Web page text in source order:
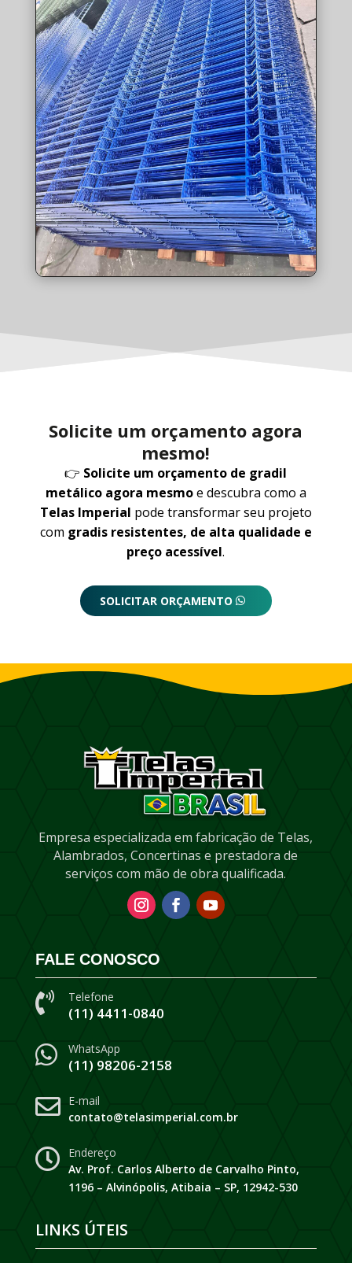
Solicite um orçamento agora
mesmo!
👉 Solicite um orçamento de gradil
metálico agora mesmoe descubra como a
Telas Imperial pode transformar seu projeto
com gradis resistentes, de alta qualidade e
preço acessível.
SOLICITAR ORÇAMENTO
Empresa especializada em fabricação de Telas,
Alambrados, Concertinas e prestadora de
serviços com mão de obra qualificada.
FALE CONOSCO
 Telefone
(11) 4411-0840
 WhatsApp
(11) 98206-2158
 E-mail
contato@telasimperial.com.br

Endereço
Av. Prof. Carlos Alberto de Carvalho Pinto,
1196 – Alvinópolis, Atibaia – SP, 12942-530
LINKS ÚTEIS